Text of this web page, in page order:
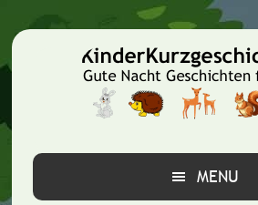
Hauptnavigation
springen
Inhalt
springen
Seitenspalte
springen
MENU